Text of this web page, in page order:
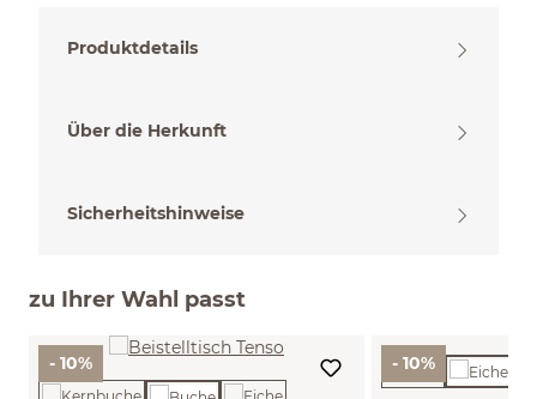
Produktdetails
Über die Herkunft
Sicherheitshinweise
zu Ihrer Wahl passt
- 10% - 10%